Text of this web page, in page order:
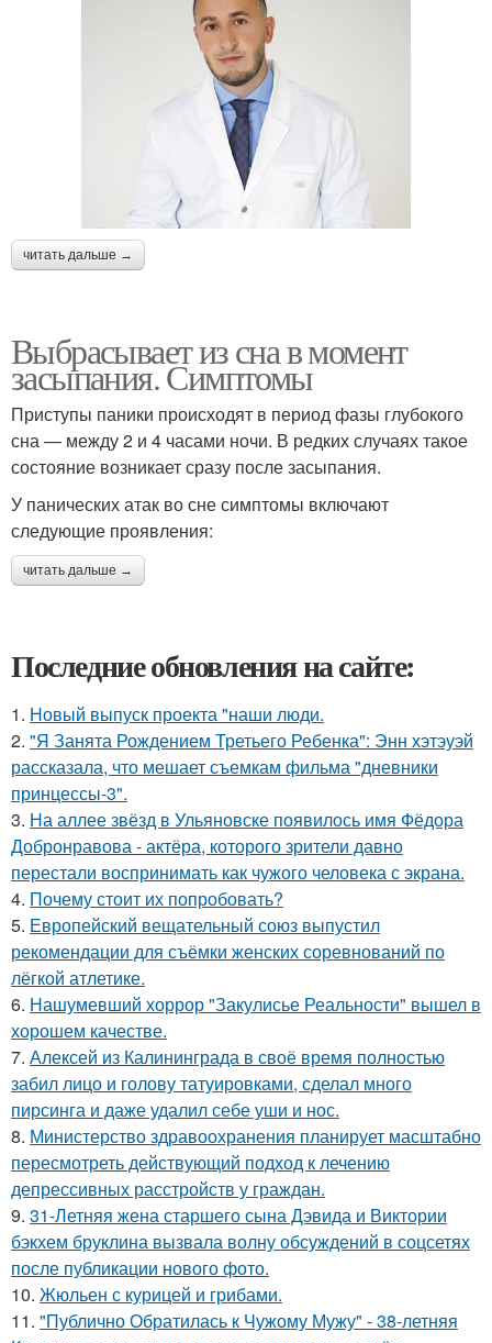
читать дальше →
Выбрасывает из сна в момент
засыпания. Симптомы
Приступы паники происходят в период фазы глубокого
сна — между 2 и 4 часами ночи. В редких случаях такое
состояние возникает сразу после засыпания.
У панических атак во сне симптомы включают
следующие проявления:
читать дальше →
Последние обновления на сайте:
1. Новый выпуск проекта "наши люди.
2. "Я Занята Рождением Третьего Ребенка": Энн хэтэуэй
рассказала, что мешает съемкам фильма "дневники
принцессы-3".
3. На аллее звёзд в Ульяновске появилось имя Фёдора
Добронравова - актёра, которого зрители давно
перестали воспринимать как чужого человека с экрана.
4. Почему стоит их попробовать?
5. Европейский вещательный союз выпустил
рекомендации для съёмки женских соревнований по
лёгкой атлетике.
6. Нашумевший хоррор "Закулисье Реальности" вышел в
хорошем качестве.
7. Алексей из Калининграда в своё время полностью
забил лицо и голову татуировками, сделал много
пирсинга и даже удалил себе уши и нос.
8. Министерство здравоохранения планирует масштабно
пересмотреть действующий подход к лечению
депрессивных расстройств у граждан.
9. 31-Летняя жена старшего сына Дэвида и Виктории
бэкхем бруклина вызвала волну обсуждений в соцсетях
после публикации нового фото.
10. Жюльен с курицей и грибами.
11. "Публично Обратилась к Чужому Мужу" - 38-летняя